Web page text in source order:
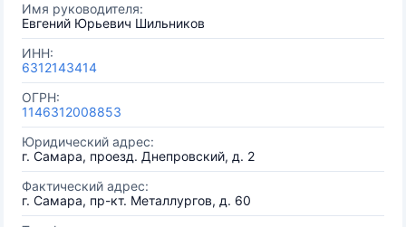
Имя руководителя:
Евгений Юрьевич Шильников
ИНН:
6312143414
ОГРН:
1146312008853
Юридический адрес:
г. Самара, проезд. Днепровский, д. 2
Фактический адрес:
г. Самара, пр-кт. Металлургов, д. 60